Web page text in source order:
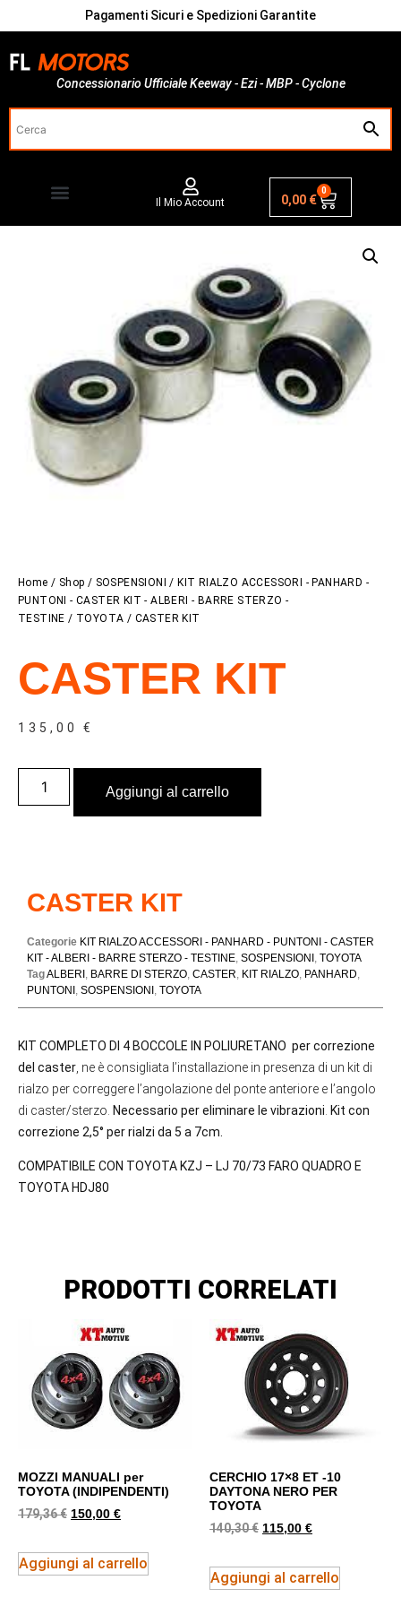
Pagamenti Sicuri e Spedizioni Garantite
Concessionario Ufficiale Keeway - Ezi - MBP - Cyclone
Il Mio Account 0,00 €
0
Home / Shop / SOSPENSIONI /KIT RIALZO ACCESSORI - PANHARD -
PUNTONI - CASTER KIT - ALBERI - BARRE STERZO -
TESTINE / TOYOTA / CASTER KIT
CASTER KIT
135,00€
Aggiungi al carrello
CASTER KIT
Categorie KIT RIALZO ACCESSORI - PANHARD - PUNTONI - CASTER
KIT - ALBERI - BARRE STERZO - TESTINE, SOSPENSIONI , TOYOTA
TagALBERI , BARRE DI STERZO, CASTER, KIT RIALZO, PANHARD,
PUNTONI , SOSPENSIONI , TOYOTA
KIT COMPLETO DI 4 BOCCOLE IN POLIURETANO per correzione
del caster , ne è consigliata l’installazione in presenza di un kit di
rialzo per correggere l’angolazione del ponte anteriore e l’angolo
di caster/sterzo. Necessario per eliminare le vibrazioni Kit con
correzione 2,5° per rialzi da 5 a 7cm.
COMPATIBILE CON TOYOTA KZJ – LJ 70/73 FARO QUADRO E
TOYOTA HDJ80
PRODOTTI CORRELATI
MOZZI MANUALI per
TOYOTA (INDIPENDENTI)
179,36€ 150,00 €
Aggiungi al carrello
CERCHIO 17×8 ET -10
DAYTONA NERO PER
TOYOTA
140,30€ 115,00 €
Aggiungi al carrello